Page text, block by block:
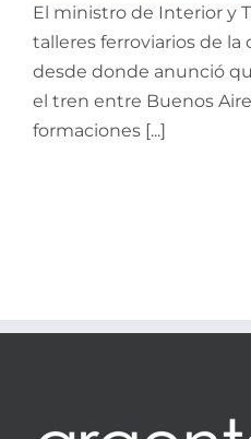
El ministro de Interior y
talleres ferroviarios de la
desde donde anunció
el tren entre Buenos
formaciones [...]